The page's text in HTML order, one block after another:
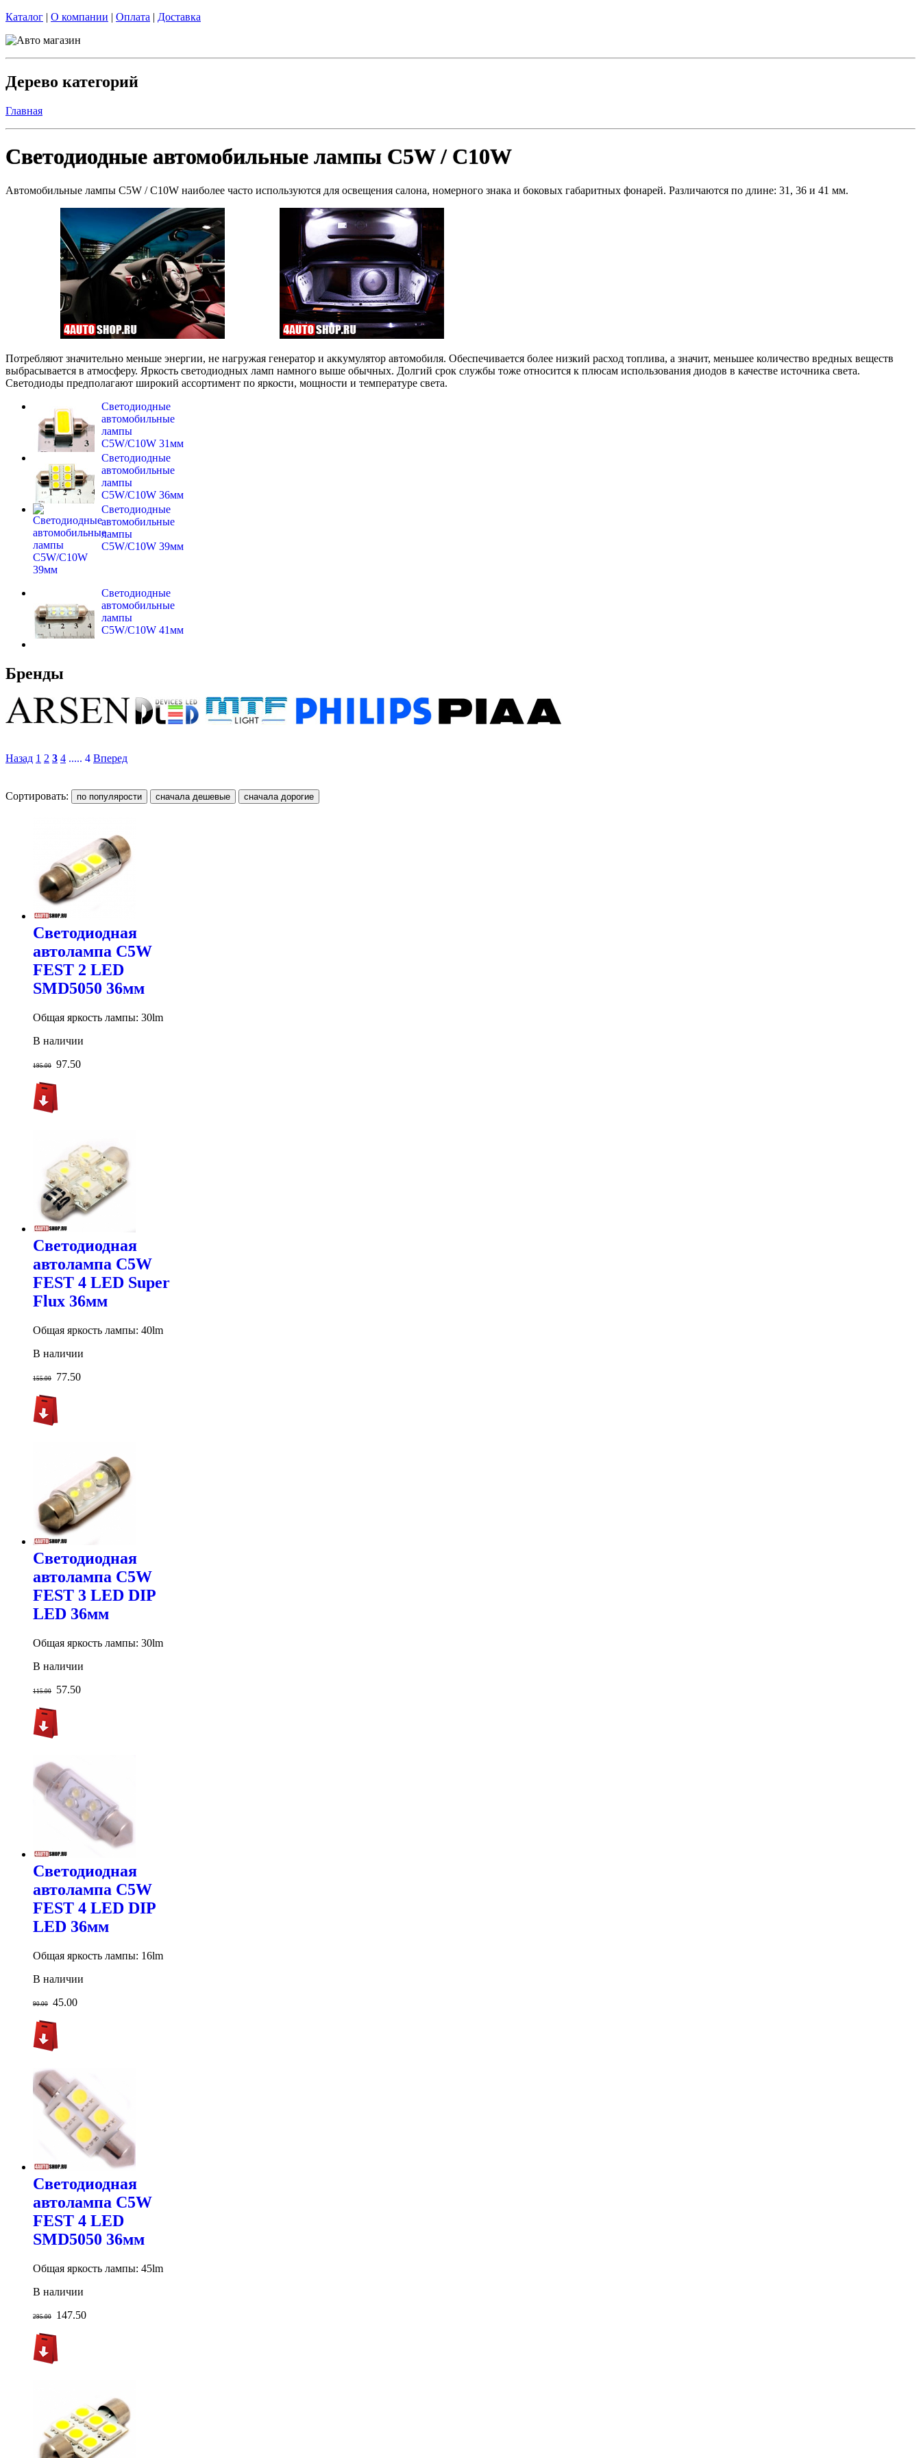
Каталог | О компании | Оплата | Доставка
Дерево категорий
Главная
Светодиодные автомобильные лампы C5W / C10W
Автомобильные лампы C5W / C10W наиболее часто используются для освещения салона, номерного знака и боковых габаритных фонарей. Различаются по длине: 31, 36 и 41 мм.
Потребляют значительно меньше энергии, не нагружая генератор и аккумулятор автомобиля. Обеспечивается более низкий расход топлива, а значит, меньшее количество вредных веществ
выбрасывается в атмосферу. Яркость светодиодных ламп намного выше обычных. Долгий срок службы тоже относится к плюсам использования диодов в качестве источника света.
Светодиоды предполагают широкий ассортимент по яркости, мощности и температуре света.
Светодиодные
автомобильные
лампы
C5W/C10W 31мм
Светодиодные
автомобильные
лампы
C5W/C10W 36мм
Светодиодные
автомобильные
лампы
C5W/C10W 39мм
Светодиодные
автомобильные
лампы
C5W/C10W 41мм
Бренды
Назад 1 2 3 4 ..... 4 Вперед
Сортировать:
Светодиодная
автолампа C5W
FEST 2 LED
SMD5050 36мм
Общая яркость лампы: 30lm
В наличии
195.00 97.50
Светодиодная
автолампа C5W
FEST 4 LED Super
Flux 36мм
Общая яркость лампы: 40lm
В наличии
155.00 77.50
Светодиодная
автолампа C5W
FEST 3 LED DIP
LED 36мм
Общая яркость лампы: 30lm
В наличии
115.00 57.50
Светодиодная
автолампа C5W
FEST 4 LED DIP
LED 36мм
Общая яркость лампы: 16lm
В наличии
90.00 45.00
Светодиодная
автолампа C5W
FEST 4 LED
SMD5050 36мм
Общая яркость лампы: 45lm
В наличии
295.00 147.50